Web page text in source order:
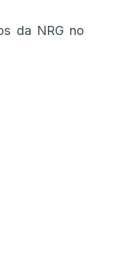
da NRG no